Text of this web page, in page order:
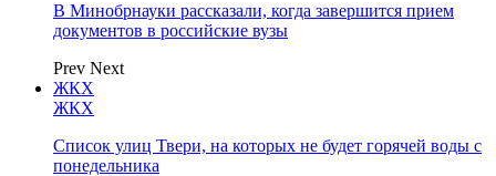
В Минобрнауки рассказали, когда завершится прием
документов в российские вузы
Prev Next
ЖКХ
ЖКХ
Список улиц Твери, на которых не будет горячей воды с
понедельника